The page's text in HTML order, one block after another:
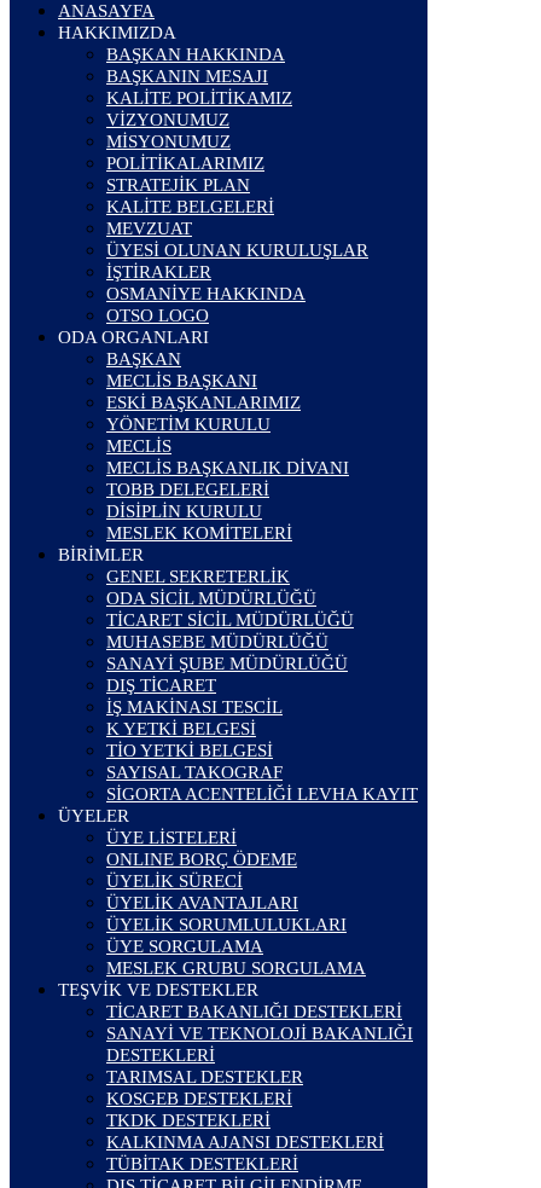
ANASAYFA
HAKKIMIZDA
BAŞKAN HAKKINDA
BAŞKANIN MESAJI
KALİTE POLİTİKAMIZ
VİZYONUMUZ
MİSYONUMUZ
POLİTİKALARIMIZ
STRATEJİK PLAN
KALİTE BELGELERİ
MEVZUAT
ÜYESİ OLUNAN KURULUŞLAR
İŞTİRAKLER
OSMANİYE HAKKINDA
OTSO LOGO
ODA ORGANLARI
BAŞKAN
MECLİS BAŞKANI
ESKİ BAŞKANLARIMIZ
YÖNETİM KURULU
MECLİS
MECLİS BAŞKANLIK DİVANI
TOBB DELEGELERİ
DİSİPLİN KURULU
MESLEK KOMİTELERİ
BİRİMLER
GENEL SEKRETERLİK
ODA SİCİL MÜDÜRLÜĞÜ
TİCARET SİCİL MÜDÜRLÜĞÜ
MUHASEBE MÜDÜRLÜĞÜ
SANAYİ ŞUBE MÜDÜRLÜĞÜ
DIŞ TİCARET
İŞ MAKİNASI TESCİL
K YETKİ BELGESİ
TİO YETKİ BELGESİ
SAYISAL TAKOGRAF
SİGORTA ACENTELİĞİ LEVHA KAYIT
ÜYELER
ÜYE LİSTELERİ
ONLINE BORÇ ÖDEME
ÜYELİK SÜRECİ
ÜYELİK AVANTAJLARI
ÜYELİK SORUMLULUKLARI
ÜYE SORGULAMA
MESLEK GRUBU SORGULAMA
TEŞVİK VE DESTEKLER
TİCARET BAKANLIĞI DESTEKLERİ
SANAYİ VE TEKNOLOJİ BAKANLIĞI
DESTEKLERİ
TARIMSAL DESTEKLER
KOSGEB DESTEKLERİ
TKDK DESTEKLERİ
KALKINMA AJANSI DESTEKLERİ
TÜBİTAK DESTEKLERİ